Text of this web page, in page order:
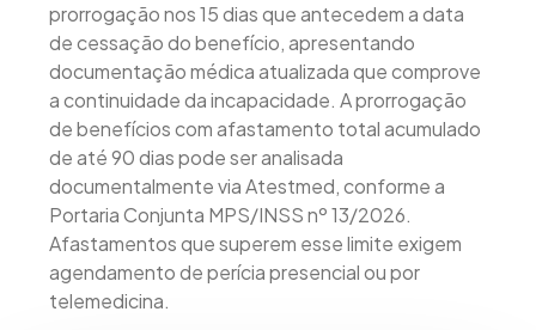
prorrogação nos 15 dias que antecedem a data
de cessação do benefício, apresentando
documentação médica atualizada que comprove
a continuidade da incapacidade. A prorrogação
de benefícios com afastamento total acumulado
de até 90 dias pode ser analisada
documentalmente via Atestmed, conforme a
Portaria Conjunta MPS/INSS nº 13/2026.
Afastamentos que superem esse limite exigem
agendamento de perícia presencial ou por
telemedicina.